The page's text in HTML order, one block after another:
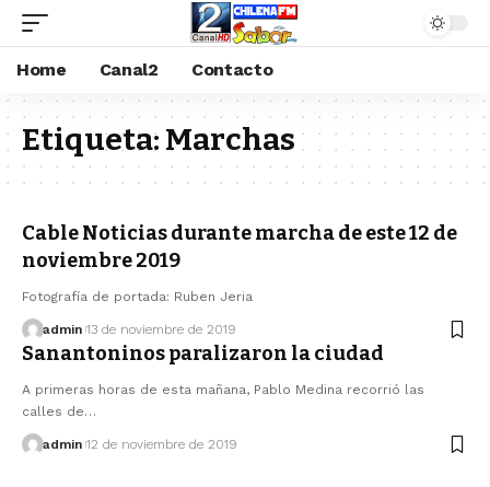
Home Canal2 Contacto
Etiqueta: Marchas
Cable Noticias durante marcha de este 12 de
noviembre 2019
Fotografía de portada: Ruben Jeria
admin 13 de noviembre de 2019
Sanantoninos paralizaron la ciudad
A primeras horas de esta mañana, Pablo Medina recorrió las
calles de…
admin 12 de noviembre de 2019